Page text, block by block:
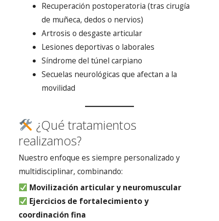
Recuperación postoperatoria (tras cirugía
de muñeca, dedos o nervios)
Artrosis o desgaste articular
Lesiones deportivas o laborales
Síndrome del túnel carpiano
Secuelas neurológicas que afectan a la
movilidad
¿Qué tratamientos
realizamos?
Nuestro enfoque es siempre personalizado y
multidisciplinar, combinando:
Movilización articular y neuromuscular
Ejercicios de fortalecimiento y
coordinación fina